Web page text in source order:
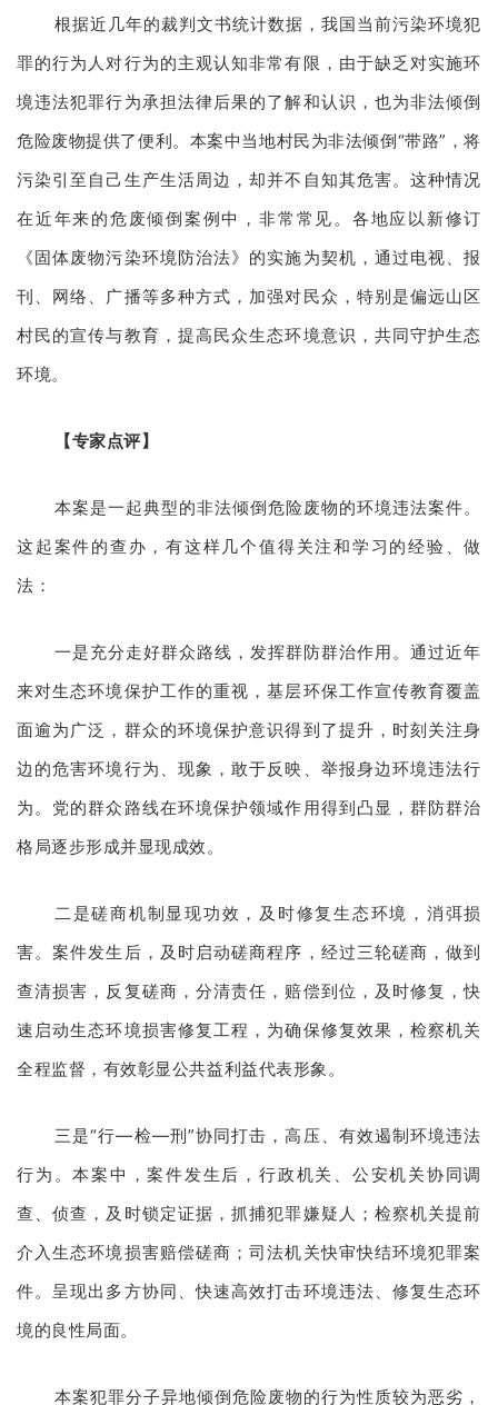
根据近几年的裁判文书统计数据，我国当前污染环境犯
罪的行为人对行为的主观认知非常有限，由于缺乏对实施环
境违法犯罪行为承担法律后果的了解和认识，也为非法倾倒
危险废物提供了便利。本案中当地村民为非法倾倒“带路”，将
污染引至自己生产生活周边，却并不自知其危害。这种情况
在近年来的危废倾倒案例中，非常常见。各地应以新修订
《固体废物污染环境防治法》的实施为契机，通过电视、报
刊、网络、广播等多种方式，加强对民众，特别是偏远山区
村民的宣传与教育，提高民众生态环境意识，共同守护生态
环境。
【专家点评】
本案是一起典型的非法倾倒危险废物的环境违法案件。
这起案件的查办，有这样几个值得关注和学习的经验、做
法：
一是充分走好群众路线，发挥群防群治作用。通过近年
来对生态环境保护工作的重视，基层环保工作宣传教育覆盖
面逾为广泛，群众的环境保护意识得到了提升，时刻关注身
边的危害环境行为、现象，敢于反映、举报身边环境违法行
为。党的群众路线在环境保护领域作用得到凸显，群防群治
格局逐步形成并显现成效。
二是磋商机制显现功效，及时修复生态环境，消弭损
害。案件发生后，及时启动磋商程序，经过三轮磋商，做到
查清损害，反复磋商，分清责任，赔偿到位，及时修复，快
速启动生态环境损害修复工程，为确保修复效果，检察机关
全程监督，有效彰显公共益利益代表形象。
三是“行—检—刑”协同打击，高压、有效遏制环境违法
行为。本案中，案件发生后，行政机关、公安机关协同调
查、侦查，及时锁定证据，抓捕犯罪嫌疑人；检察机关提前
介入生态环境损害赔偿磋商；司法机关快审快结环境犯罪案
件。呈现出多方协同、快速高效打击环境违法、修复生态环
境的良性局面。
本案犯罪分子异地倾倒危险废物的行为性质较为恶劣，